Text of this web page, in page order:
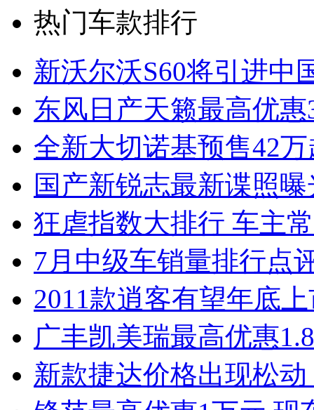
热门车款排行
新沃尔沃S60将引进中
东风日产天籁最高优
全新大切诺基预售42
国产新锐志最新谍照
狂虐指数大排行 车主
7月中级车销量排行点
2011款逍客有望年底
广丰凯美瑞最高优惠
新款捷达价格出现松